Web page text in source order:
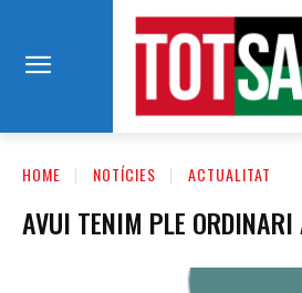
HOME NOTÍCIES ACTUALITAT
AVUI TENIM PLE ORDINARI